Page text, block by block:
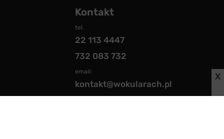
Kontakt
tel.
22 113 4447
732 083 732
email:
kontakt@wokularach.pl
X